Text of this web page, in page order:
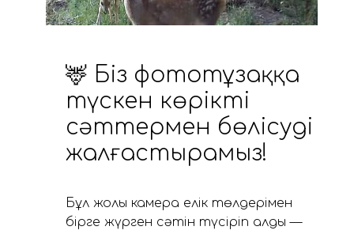
🦌 Біз фототұзаққа
түскен көрікті
сәттермен бөлісуді
жалғастырамыз!
Бұл жолы камера елік төлдерімен
бірге жүрген сәтін түсіріп алды —